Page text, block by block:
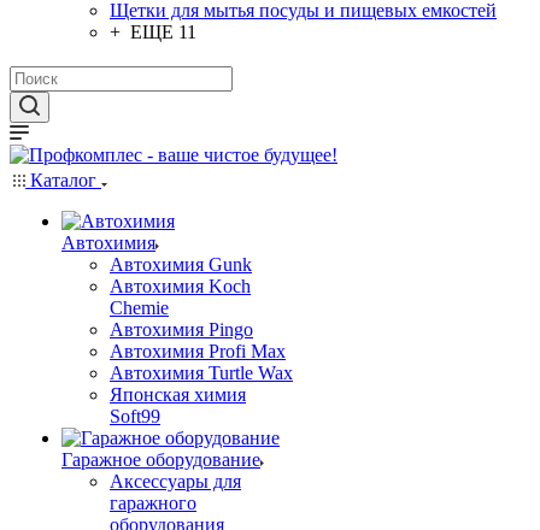
Щетки для мытья посуды и пищевых емкостей
+ ЕЩЕ 11
Каталог
Автохимия
Автохимия Gunk
Автохимия Koch
Chemie
Автохимия Pingo
Автохимия Profi Max
Автохимия Turtle Wax
Японская химия
Soft99
Гаражное оборудование
Аксессуары для
гаражного
оборудования